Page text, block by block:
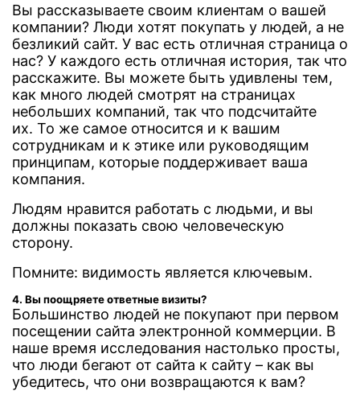
Вы рассказываете своим клиентам о вашей
компании? Люди хотят покупать у людей, а не
безликий сайт. У вас есть отличная страница о
нас? У каждого есть отличная история, так что
расскажите. Вы можете быть удивлены тем,
как много людей смотрят на страницах
небольших компаний, так что подсчитайте
их. То же самое относится и к вашим
сотрудникам и к этике или руководящим
принципам, которые поддерживает ваша
компания.
Людям нравится работать с людьми, и вы
должны показать свою человеческую
сторону.
Помните: видимость является ключевым.
4. Вы поощряете ответные визиты?
Большинство людей не покупают при первом
посещении сайта электронной коммерции. В
наше время исследования настолько просты,
что люди бегают от сайта к сайту – как вы
убедитесь, что они возвращаются к вам?